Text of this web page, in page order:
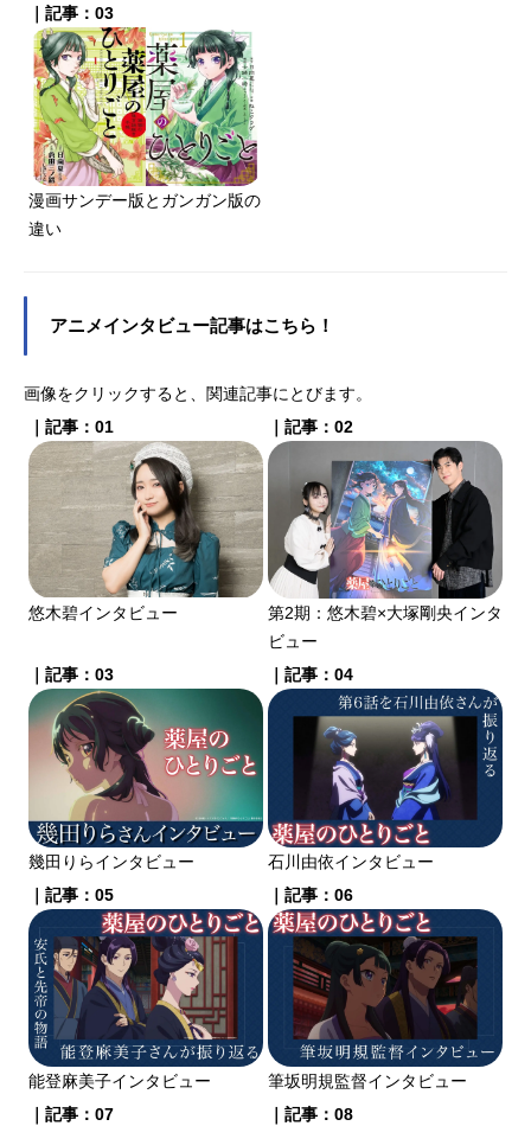
｜記事：03
漫画サンデー版とガンガン版の
違い
アニメインタビュー記事はこちら！
画像をクリックすると、関連記事にとびます。
｜記事：01
悠木碧インタビュー
｜記事：02
第2期：悠木碧×大塚剛央インタ
ビュー
｜記事：03
幾田りらインタビュー
｜記事：04
石川由依インタビュー
｜記事：05
能登麻美子インタビュー
｜記事：06
筆坂明規監督インタビュー
｜記事：07
｜記事：08